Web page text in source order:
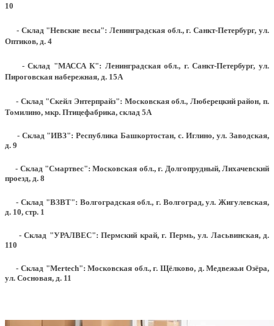
10
- Склад "Невские весы": Ленинградская обл., г. Санкт-Петербург, ул.
Оптиков, д. 4
- Склад "МАССА К": Ленинградская обл., г. Санкт-Петербург, ул.
Пироговская набережная, д. 15А
- Склад "Скейл Энтерпрайз": Московская обл., Люберецкий район, п.
Томилино, мкр. Птицефабрика, склад 5А
- Склад "ИВЗ": Республика Башкортостан, с. Иглино, ул. Заводская,
д. 9
- Склад "Смартвес":Московская обл., г. Долгопрудный, Лихачевский
проезд, д. 8
- Склад "ВЗВТ": Волгоградская обл., г. Волгоград, ул. Жигулевская,
д. 10, стр. 1
- Склад "УРАЛВЕС": Пермский край, г. Пермь, ул. Ласьвинская, д.
110
- Склад "Mertech": Московская обл., г. Щёлково, д. Медвежьи Озёра,
ул. Сосновая, д. 11